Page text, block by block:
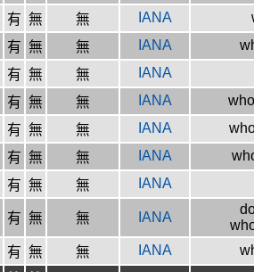
有 無 無 IANA
有 無 無 IANA
有 無 無
IANA
有 無 無 IANA
有 無 無 IANA
有 無 無 IANA
有 無 無 IANA
有 無 無 IANA
有 無 無 IANA